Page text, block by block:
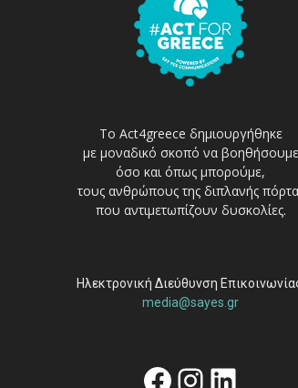
Το Act4greece δημιουργήθηκε
με μοναδικό σκοπό να βοηθήσουμε
όσο και όπως μπορούμε,
τους ανθρώπους της διπλανής
που αντιμετωπίζουν δυσκολίες.
Ηλεκτρονική Διεύθυνση
media@sayes.gr
Facebook